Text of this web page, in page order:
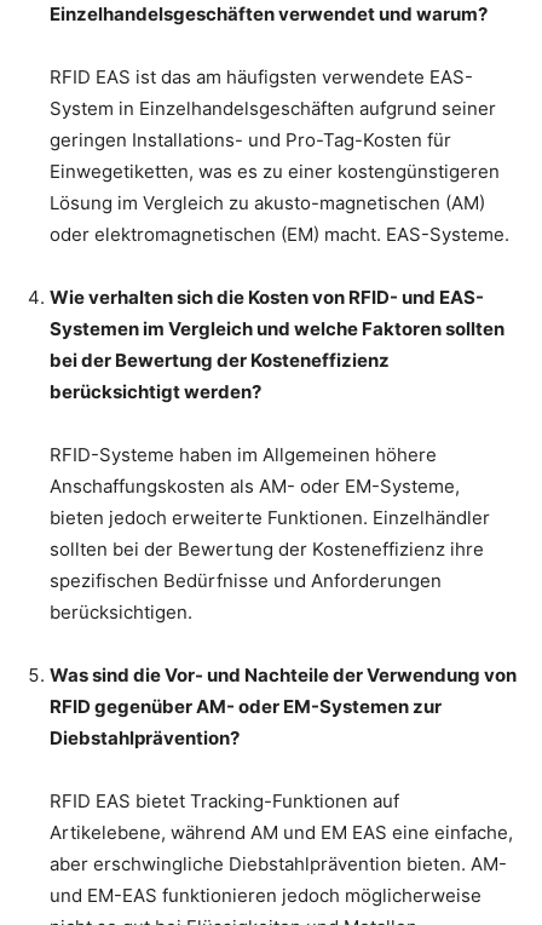
Einzelhandelsgeschäften verwendet und warum?
RFID EAS ist das am häufigsten verwendete EAS-
System in Einzelhandelsgeschäften aufgrund seiner
geringen Installations- und Pro-Tag-Kosten für
Einwegetiketten, was es zu einer kostengünstigeren
Lösung im Vergleich zu akusto-magnetischen (AM)
oder elektromagnetischen (EM) macht. EAS-Systeme.
Wie verhalten sich die Kosten von RFID- und EAS-
Systemen im Vergleich und welche Faktoren sollten
bei der Bewertung der Kosteneffizienz
berücksichtigt werden?
RFID-Systeme haben im Allgemeinen höhere
Anschaffungskosten als AM- oder EM-Systeme,
bieten jedoch erweiterte Funktionen. Einzelhändler
sollten bei der Bewertung der Kosteneffizienz ihre
spezifischen Bedürfnisse und Anforderungen
berücksichtigen.
Was sind die Vor- und Nachteile der Verwendung von
RFID gegenüber AM- oder EM-Systemen zur
Diebstahlprävention?
RFID EAS bietet Tracking-Funktionen auf
Artikelebene, während AM und EM EAS eine einfache,
aber erschwingliche Diebstahlprävention bieten. AM-
und EM-EAS funktionieren jedoch möglicherweise